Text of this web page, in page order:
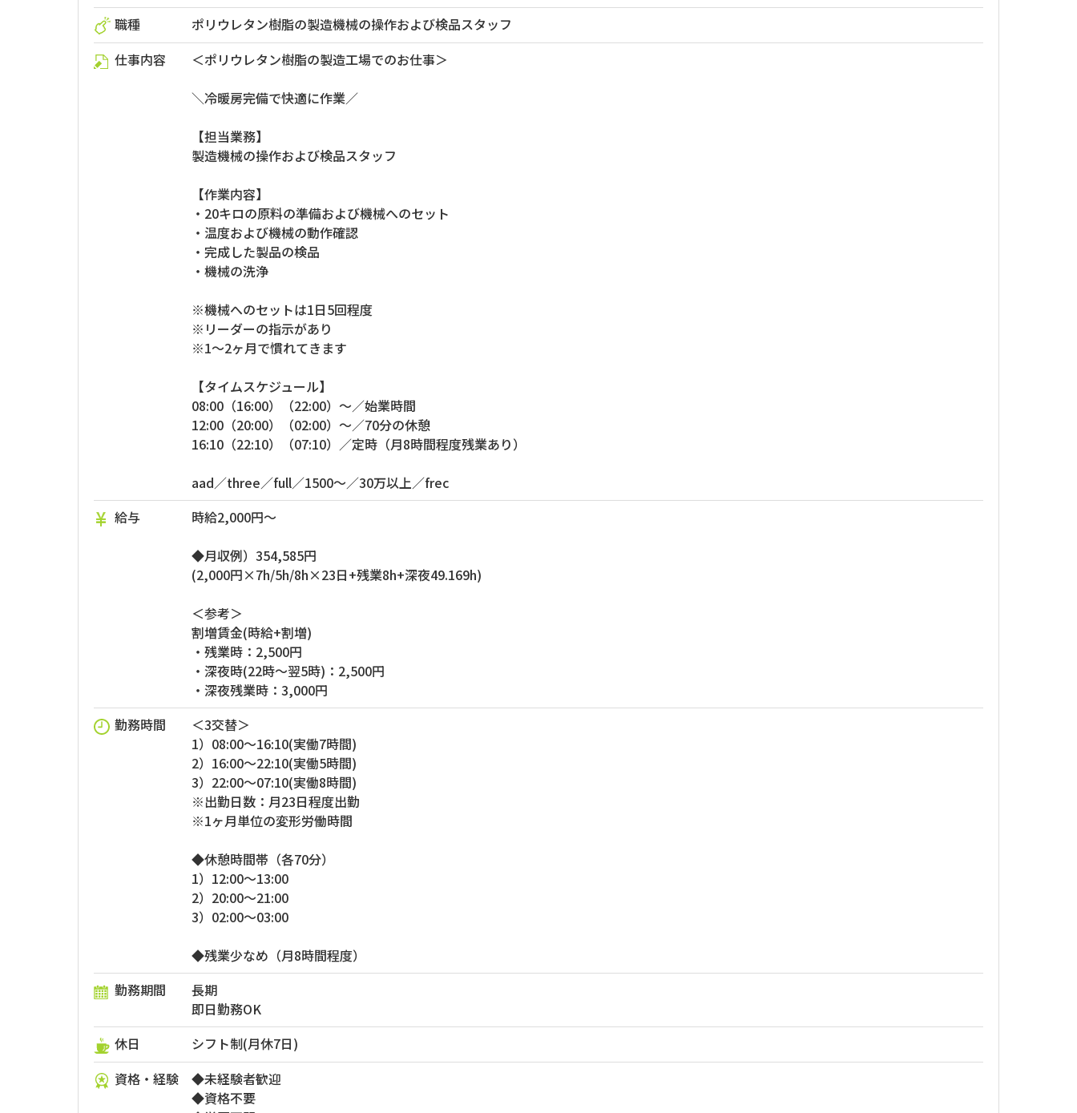
職種
ポリウレタン樹脂の製造機械の操作および検品スタッフ
仕事内容
＜ポリウレタン樹脂の製造工場でのお仕事＞
＼冷暖房完備で快適に作業／
【担当業務】
製造機械の操作および検品スタッフ
【作業内容】
・20キロの原料の準備および機械へのセット
・温度および機械の動作確認
・完成した製品の検品
・機械の洗浄
※機械へのセットは1日5回程度
※リーダーの指示があり
※1～2ヶ月で慣れてきます
【タイムスケジュール】
08:00（16:00）（22:00）～／始業時間
12:00（20:00）（02:00）～／70分の休憩
16:10（22:10）（07:10）／定時（月8時間程度残業あり）
aad／three／full／1500～／30万以上／frec
給与
時給2,000円～
◆月収例）354,585円
(2,000円×7h/5h/8h×23日+残業8h+深夜49.169h)
＜参考＞
割増賃金(時給+割増)
・残業時：2,500円
・深夜時(22時～翌5時)：2,500円
・深夜残業時：3,000円
勤務時間
＜3交替＞
1）08:00～16:10(実働7時間)
2）16:00～22:10(実働5時間)
3）22:00～07:10(実働8時間)
※出勤日数：月23日程度出勤
※1ヶ月単位の変形労働時間
◆休憩時間帯（各70分）
1）12:00～13:00
2）20:00～21:00
3）02:00～03:00
◆残業少なめ（月8時間程度）
勤務期間
長期
即日勤務OK
休日
シフト制(月休7日)
資格・経験
◆未経験者歓迎
◆資格不要